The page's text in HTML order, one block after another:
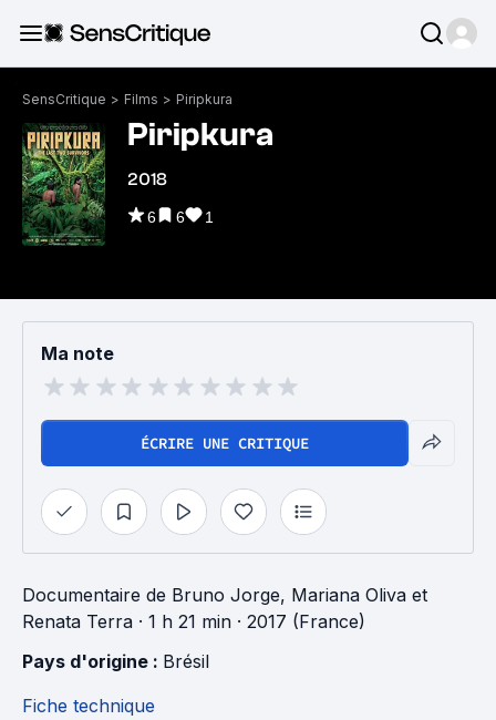
SensCritique > Films > Piripkura
Piripkura
2018
6 6 1
Ma note
ÉCRIRE UNE CRITIQUE
Documentaire de Bruno Jorge, Mariana Oliva et
Renata Terra · 1 h 21 min · 2017 (France)
Pays d'origine : Brésil
Fiche technique